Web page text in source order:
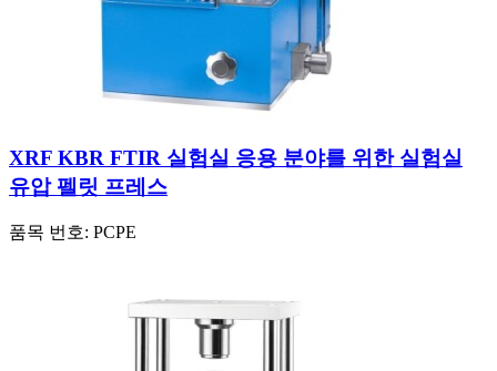
XRF KBR FTIR 실험실 응용 분야를 위한 실험실
유압 펠릿 프레스
품목 번호: PCPE